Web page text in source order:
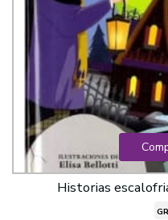
Historias